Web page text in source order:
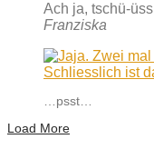
Ach ja, tschü-üss
Franziska
…psst…
Load More